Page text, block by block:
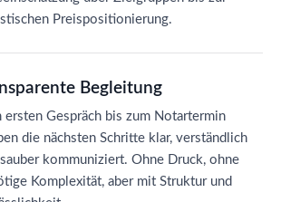
Preispositionierung.
Begleitung
ersten Gespräch bis zum Notartermin
die nächsten Schritte klar, verständlich
kommuniziert. Ohne Druck, ohne
Komplexität, aber mit Struktur und